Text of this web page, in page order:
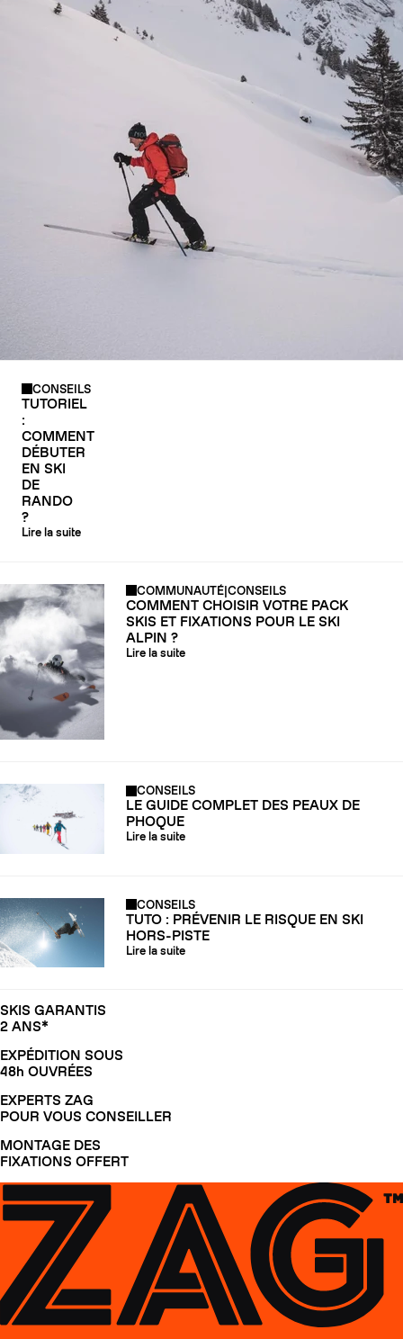
COUTEAUX
CONSEILS
TUTORIEL
:
COMMENT
DÉBUTER
EN SKI
DE
RANDO
?
Lire la suite
COMMUNAUTÉ|CONSEILS
COMMENT CHOISIR VOTRE PACK
SKIS ET FIXATIONS POUR LE SKI
ALPIN ?
Lire la suite
CONSEILS
LE GUIDE COMPLET DES PEAUX DE
PHOQUE
Lire la suite
CONSEILS
TUTO : PRÉVENIR LE RISQUE EN SKI
HORS-PISTE
Lire la suite
SKIS GARANTIS
2 ANS*
EXPÉDITION SOUS
48h OUVRÉES
EXPERTS ZAG
POUR VOUS CONSEILLER
MONTAGE DES
FIXATIONS OFFERT